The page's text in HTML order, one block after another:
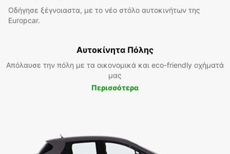
Οδήγησε ξέγνοιαστα, με το νέο στόλο αυτοκινήτων της
Europcar.
Αυτοκίνητα Πόλης
Απόλαυσε την πόλη με τα οικονομικά και eco-friendly οχήματά
μας
Περισσότερα